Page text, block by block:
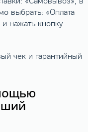
выбрать: «Оплата
нажать кнопку
чек и гарантийный